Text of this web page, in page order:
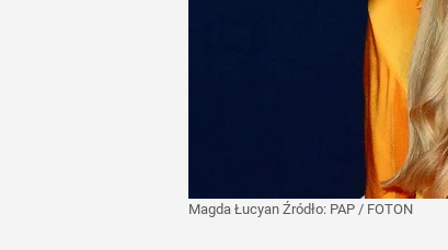
Magda Łucyan Źródło: PAP / FOTON